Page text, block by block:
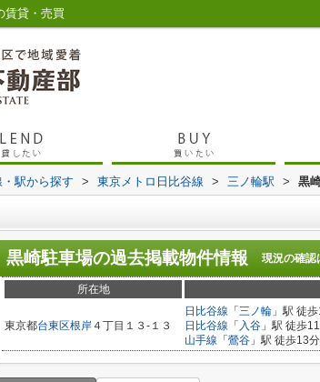
賃貸・売買
駅から探す > 東京メトロ日比谷線 > 三ノ輪駅 > 黒
黒崎駐車場の過去掲載物件情報 現況の確認
所在地
東京都台東区根岸４丁目１３-１３
日比谷線 「 三ノ輪 」駅 徒
日比谷線 「 入谷 」駅 徒歩
山手線 「 鶯谷 」駅 徒歩13分